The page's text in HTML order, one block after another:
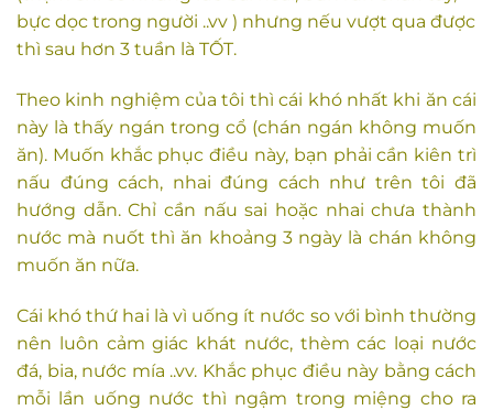
bực dọc trong người ..vv ) nhưng nếu vượt qua được
thì sau hơn 3 tuần là TỐT.
Theo kinh nghiệm của tôi thì cái khó nhất khi ăn cái
này là thấy ngán trong cổ (chán ngán không muốn
ăn). Muốn khắc phục điều này, bạn phải cần kiên trì
nấu đúng cách, nhai đúng cách như trên tôi đã
hướng dẫn. Chỉ cần nấu sai hoặc nhai chưa thành
nước mà nuốt thì ăn khoảng 3 ngày là chán không
muốn ăn nữa.
Cái khó thứ hai là vì uống ít nước so với bình thường
nên luôn cảm giác khát nước, thèm các loại nước
đá, bia, nước mía ..vv. Khắc phục điều này bằng cách
mỗi lần uống nước thì ngậm trong miệng cho ra